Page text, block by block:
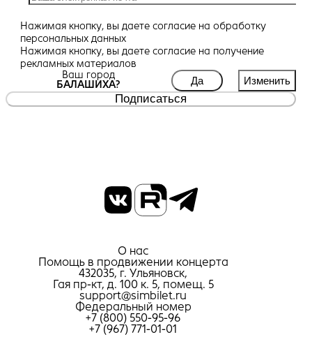
Нажимая кнопку, вы даете согласие на обработку
персональных данных
Нажимая кнопку, вы даете согласие на получение
рекламных материалов
Ваш город
БАЛАШИХА?
Да Изменить
Подписаться
О нас
Помощь в продвижении концерта
432035, г. Ульяновск,
Гая пр-кт, д. 100 к. 5, помещ. 5
support@simbilet.ru
Федеральный номер
+7 (800) 550-95-96
+7 (967) 771-01-01